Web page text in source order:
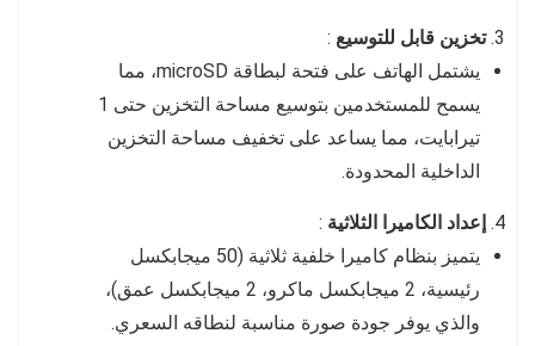
تخزين قابل للتوسيع :
يشتمل الهاتف على فتحة لبطاقة microSD، مما
يسمح للمستخدمين بتوسيع مساحة التخزين حتى 1
تيرابايت، مما يساعد على تخفيف مساحة التخزين
الداخلية المحدودة.
إعداد الكاميرا الثلاثية :
يتميز بنظام كاميرا خلفية ثلاثية (50 ميجابكسل
رئيسية، 2 ميجابكسل ماكرو، 2 ميجابكسل عمق)،
والذي يوفر جودة صورة مناسبة لنطاقه السعري.